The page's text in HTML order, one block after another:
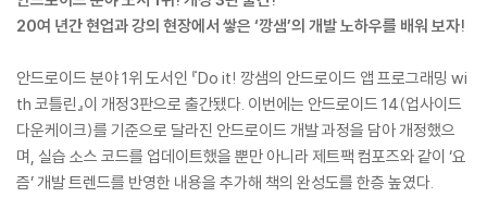
20여 년간 현업과 강의 현장에서 쌓은 ‘깡샘’의 개발 노하우를 배워 보자!
안드로이드 분야 1위 도서인 『Do it! 깡샘의 안드로이드 앱 프로그래밍 wi
th 코틀린』이 개정3판으로 출간됐다. 이번에는 안드로이드 14(업사이드
다운케이크)를 기준으로 달라진 안드로이드 개발 과정을 담아 개정했으
며, 실습 소스 코드를 업데이트했을 뿐만 아니라 제트팩 컴포즈와 같이 ‘요
즘’ 개발 트렌드를 반영한 내용을 추가해 책의 완성도를 한층 높였다.